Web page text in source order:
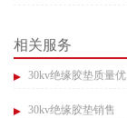
相关服务
30kv绝缘胶垫质量优
30kv绝缘胶垫销售